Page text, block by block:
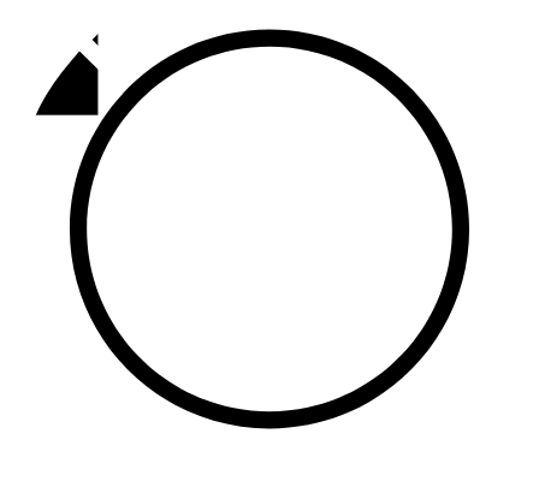
92,9 FM
Базарлы матак
107,1 FM
Балык бистәсе
104,9 FM
Баулы
107,5 FM
Биләр